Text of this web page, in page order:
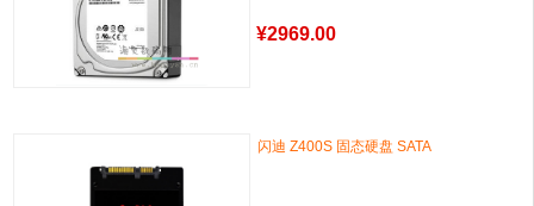
¥2969.00
闪迪 Z400S 固态硬盘 SATA